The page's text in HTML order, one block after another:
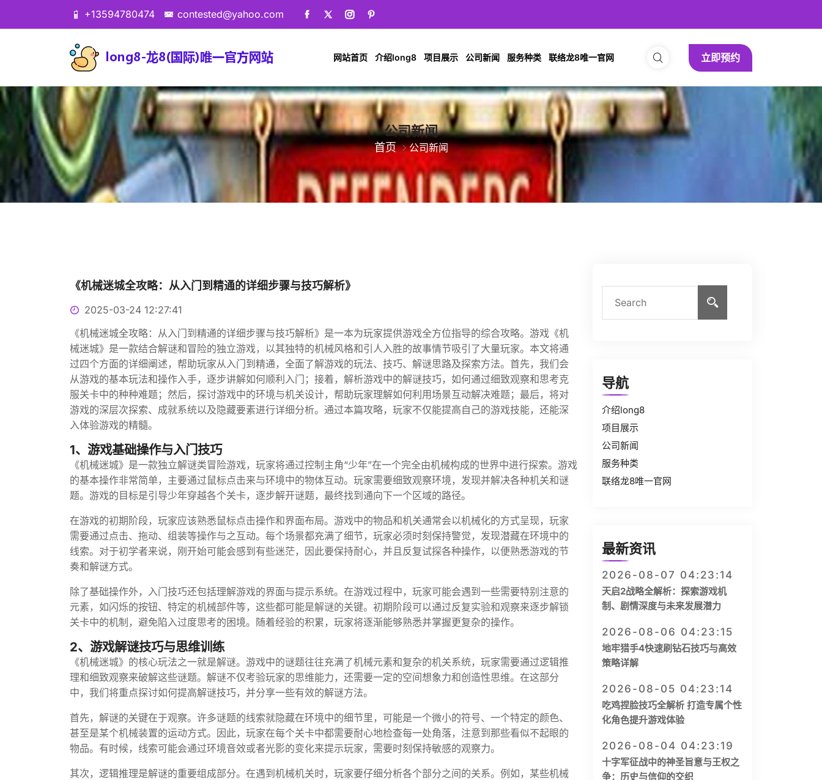
+13594780474 contested@yahoo.com
网站首页 介绍long8 项目展示 公司新闻 服务种类 联络龙8唯一官网 立即预约
公司新闻
首页 公司新闻
《机械迷城全攻略：从入门到精通的详细步骤与技巧解析》
2025-03-24 12:27:41
《机械迷城全攻略：从入门到精通的详细步骤与技巧解析》是一本为玩家提供游戏全方位指导的综合攻略。游戏《机
械迷城》是一款结合解谜和冒险的独立游戏，以其独特的机械风格和引人入胜的故事情节吸引了大量玩家。本文将通
过四个方面的详细阐述，帮助玩家从入门到精通，全面了解游戏的玩法、技巧、解谜思路及探索方法。首先，我们会
从游戏的基本玩法和操作入手，逐步讲解如何顺利入门；接着，解析游戏中的解谜技巧，如何通过细致观察和思考克
服关卡中的种种难题；然后，探讨游戏中的环境与机关设计，帮助玩家理解如何利用场景互动解决难题；最后，将对
游戏的深层次探索、成就系统以及隐藏要素进行详细分析。通过本篇攻略，玩家不仅能提高自己的游戏技能，还能深
入体验游戏的精髓。
1、游戏基础操作与入门技巧
《机械迷城》是一款独立解谜类冒险游戏，玩家将通过控制主角“少年”在一个完全由机械构成的世界中进行探索。游戏
的基本操作非常简单，主要通过鼠标点击来与环境中的物体互动。玩家需要细致观察环境，发现并解决各种机关和谜
题。游戏的目标是引导少年穿越各个关卡，逐步解开谜题，最终找到通向下一个区域的路径。
在游戏的初期阶段，玩家应该熟悉鼠标点击操作和界面布局。游戏中的物品和机关通常会以机械化的方式呈现，玩家
需要通过点击、拖动、组装等操作与之互动。每个场景都充满了细节，玩家必须时刻保持警觉，发现潜藏在环境中的
线索。对于初学者来说，刚开始可能会感到有些迷茫，因此要保持耐心，并且反复试探各种操作，以便熟悉游戏的节
奏和解谜方式。
除了基础操作外，入门技巧还包括理解游戏的界面与提示系统。在游戏过程中，玩家可能会遇到一些需要特别注意的
元素，如闪烁的按钮、特定的机械部件等，这些都可能是解谜的关键。初期阶段可以通过反复实验和观察来逐步解锁
关卡中的机制，避免陷入过度思考的困境。随着经验的积累，玩家将逐渐能够熟悉并掌握更复杂的操作。
2、游戏解谜技巧与思维训练
《机械迷城》的核心玩法之一就是解谜。游戏中的谜题往往充满了机械元素和复杂的机关系统，玩家需要通过逻辑推
理和细致观察来破解这些谜题。解谜不仅考验玩家的思维能力，还需要一定的空间想象力和创造性思维。在这部分
中，我们将重点探讨如何提高解谜技巧，并分享一些有效的解谜方法。
首先，解谜的关键在于观察。许多谜题的线索就隐藏在环境中的细节里，可能是一个微小的符号、一个特定的颜色、
甚至是某个机械装置的运动方式。因此，玩家在每个关卡中都需要耐心地检查每一处角落，注意到那些看似不起眼的
物品。有时候，线索可能会通过环境音效或者光影的变化来提示玩家，需要时刻保持敏感的观察力。
其次，逻辑推理是解谜的重要组成部分。在遇到机械机关时，玩家要仔细分析各个部分之间的关系。例如，某些机械
导航
介绍long8
项目展示
公司新闻
服务种类
联络龙8唯一官网
最新资讯
2026-08-07 04:23:14
天启2战略全解析：探索游戏机
制、剧情深度与未来发展潜力
2026-08-06 04:23:15
地牢猎手4快速刷钻石技巧与高效
策略详解
2026-08-05 04:23:14
吃鸡捏脸技巧全解析 打造专属个性
化角色提升游戏体验
2026-08-04 04:23:19
十字军征战中的神圣旨意与王权之
争：历史与信仰的交织